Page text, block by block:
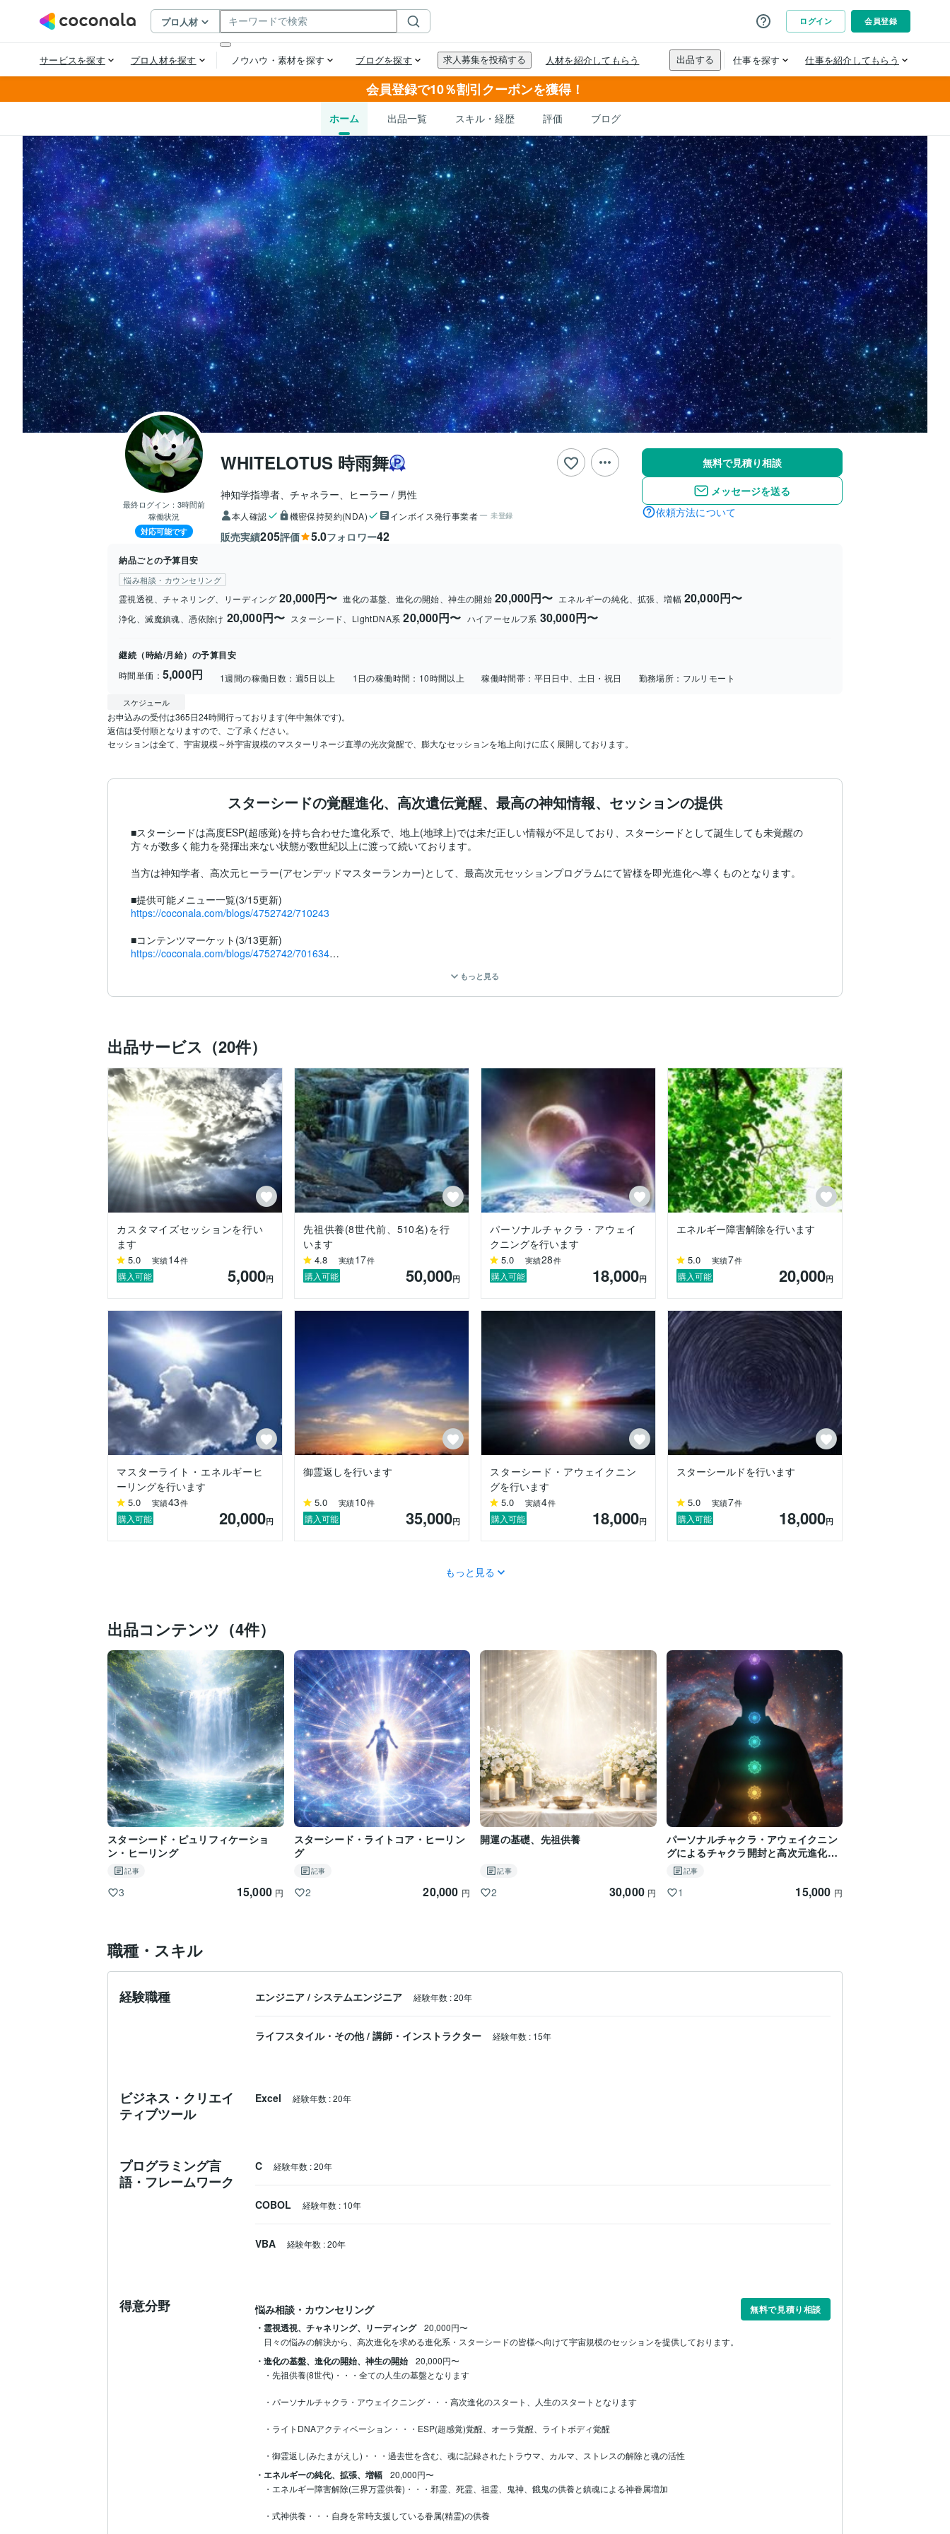
会員登録で10％割引クーポンを獲得！
ホーム 出品一覧 スキル・経歴 評価 ブログ
最終ログイン： 3時間前
稼働状況
対応可能です
WHITELOTUS 時雨舞
神知学指導者、チャネラー、ヒーラー 男性
本人確認 機密保持契約(NDA) インボイス発行事業者 未登録
販売実績205評価 5.0フォロワー42
無料で見積り相談
メッセージを送る
依頼方法について
納品ごとの予算目安
悩み相談・カウンセリング
霊視透視、チャネリング、リーディング 20,000円〜 進化の基盤、進化の開始、神生の開始 20,000円〜 エネルギーの純化、拡張、増幅 20,000円〜
浄化、滅魔鎮魂、憑依除け 20,000円〜 スターシード、LightDNA系 20,000円〜 ハイアーセルフ系 30,000円〜
継続（時給/月給）の予算目安
時間単価： 5,000円 1週間の稼働日数： 週5日以上 1日の稼働時間： 10時間以上 稼働時間帯： 平日日中、土日・祝日 勤務場所： フルリモート
スケジュール
お申込みの受付は365日24時間行っております(年中無休です)。
返信は受付順となりますので、ご了承ください。
セッションは全て、宇宙規模～外宇宙規模のマスターリネージ直導の光次覚醒で、膨大なセッションを地上向けに広く展開しております。
スターシードの覚醒進化、高次遺伝覚醒、最高の神知情報、セッションの提供
■スターシードは高度ESP(超感覚)を持ち合わせた進化系で、地上(地球上)では未だ正しい情報が不足しており、スターシードとして誕生しても未覚醒の
方々が数多く能力を発揮出来ない状態が数世紀以上に渡って続いております。
当方は神知学者、高次元ヒーラー(アセンデッドマスターランカー)として、最高次元セッションプログラムにて皆様を即光進化へ導くものとなります。
https://coconala.com/blogs/4752742/710243
https://coconala.com/blogs/4752742/701634
https://coconala.com/blogs/4752742/575852
私達の存在するこの世界は神(高次情報)により巧妙にプログラミングされたシステム上に成り立っています。
ある人は五感で感じられない物を信じにくい、またある人にとっては五感以外の感覚が当たり前であったりと様々です。
この違いは何なのか？…それは識力の違いです。
存在しないと思えばそこで思考は止まってしまいます。しかし、意(頭)をフラットにし、精神(識)にて全てを受け入れようとすれば無限の情報とエネルギー
が待っていることでしょう。
肉眼で捉える事の出来る情報はほんの僅かで、全ての情報に触れるには正に意識の高次へのシフトが必要なのです。
なぜ人が神のエネルギーを使ったり、遠隔で霊視やヒーリングができるのか？それは予め神によりこういった事が可能なように世界の理としてシステムが
組まれているからなのです。
「個はあらゆる個・情報・エネルギーと高次元で繋がっている。そして個は全て、全ては個の中に…」
これを感覚として捉えられるようになると、あらゆるエネルギーワークが可能となります。
今よりも物質が溢れていなかった時代の人達は我々現代人よりも感覚に頼って生きていました。
そのなかで神霊、天使、精霊と繋がり、情報やエネルギーを受け取り自然に扱っていました。
現代人である我々はその方法を忘れてしまっているだけ(未覚醒、未活性)なのです。
世界の理として陰と陽が挙げられます。
これはプラスとマイナス、月と太陽、この世とあの世の関係と同様で、バランスが大切です。
陰陽術とはこのバランスを術によって整えることで、陰陽術を操る人を陰陽師と呼んでいます。
誰でも高次元とコネクションできる事を実践し、みなさまの霊的進化及び高次元への意識のシフトをサポートするアドバイザーとしてセッション提供を行
っております。
もっと見る
出品サービス（20件）
カスタマイズセッションを行い
ます
5.0 実績14件
購入可能 5,000円
先祖供養(8世代前、510名)を行
います
4.8 実績17件
購入可能 50,000円
パーソナルチャクラ・アウェイ
クニングを行います
5.0 実績28件
購入可能 18,000円
エネルギー障害解除を行います
5.0 実績7件
購入可能 20,000円
マスターライト・エネルギーヒ
ーリングを行います
5.0 実績43件
購入可能 20,000円
御霊返しを行います
5.0 実績10件
購入可能 35,000円
スターシード・アウェイクニン
グを行います
5.0 実績4件
購入可能 18,000円
スターシールドを行います
5.0 実績7件
購入可能 18,000円
もっと見る
出品コンテンツ（4件）
スターシード・ピュリフィケーショ
ン・ヒーリング
記事
3 15,000 円
スターシード・ライトコア・ヒーリン
グ
記事
2 20,000 円
開運の基礎、先祖供養
記事
2 30,000 円
パーソナルチャクラ・アウェイクニン
グによるチャクラ開封と高次元進化励
起
記事
1 15,000 円
職種・スキル
経験職種 エンジニア / システムエンジニア 経験年数 :20年
ライフスタイル・その他 / 講師・インストラクター 経験年数 : 15年
ビジネス・クリエイ
ティブツール
Excel 経験年数 :20年
プログラミング言
語・フレームワーク
C 経験年数 :20年
COBOL 経験年数 : 10年
VBA 経験年数 :20年
得意分野 悩み相談・カウンセリング
無料で見積り相談
・霊視透視、チャネリング、リーディング
20,000円〜
日々の悩みの解決から、高次進化を求める進化系・スターシードの皆様へ向けて宇宙規模のセッションを提供しております。
・進化の基盤、進化の開始、神生の開始
20,000円〜
・先祖供養(8世代)・・・全ての人生の基盤となります
・パーソナルチャクラ・アウェイクニング・・・高次進化のスタート、人生のスタートとなります
・ライトDNAアクティベーション・・・ESP(超感覚)覚醒、オーラ覚醒、ライトボディ覚醒
・御霊返し(みたまがえし)・・・過去世を含む、魂に記録されたトラウマ、カルマ、ストレスの解除と魂の活性
・エネルギーの純化、拡張、増幅
20,000円〜
・エネルギー障害解除(三界万霊供養)・・・邪霊、死霊、祖霊、鬼神、餓鬼の供養と鎮魂による神眷属増加
・式神供養・・・自身を常時支援している眷属(精霊)の供養